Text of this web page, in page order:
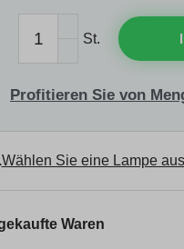
St.
Profitieren Sie von
Wählen Sie eine Lampe aus
Waren